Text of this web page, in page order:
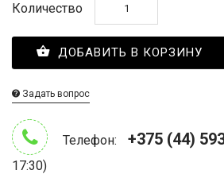
Количество
ДОБАВИТЬ В КОРЗИНУ
Задать вопрос
Телефон: +375 (44)
17:30)